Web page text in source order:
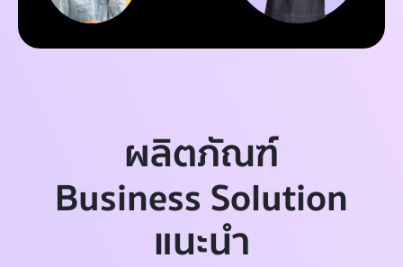
ผลิตภัณฑ์
Business Solution
แนะนำ